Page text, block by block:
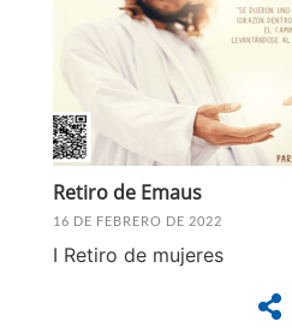
Retiro de Emaus
16 DE FEBRERO DE 2022
I Retiro de mujeres